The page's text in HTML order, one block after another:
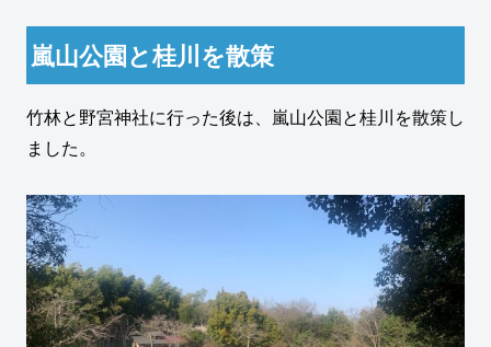
嵐山公園と桂川を散策
竹林と野宮神社に行った後は、嵐山公園と桂川を散策し
ました。